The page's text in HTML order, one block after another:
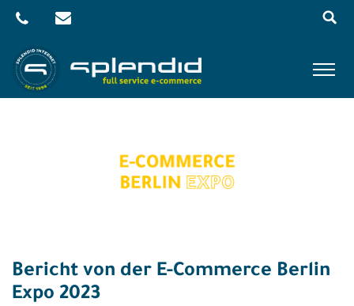
Skip
Menu
Shop
Bericht von der E-Commerce Berlin
Expo 2023